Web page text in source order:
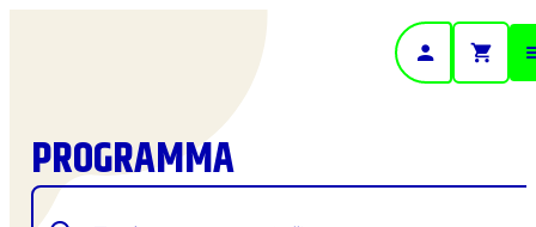
PROGRAMMA